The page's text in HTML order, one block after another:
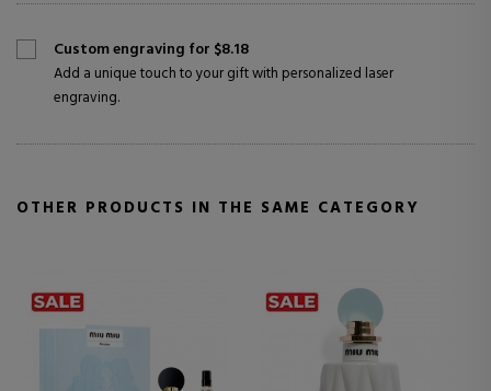
Custom engraving for $8.18
Add a unique touch to your gift with personalized laser
engraving.
OTHER PRODUCTS IN THE SAME CATEGORY